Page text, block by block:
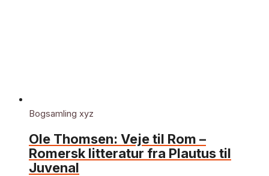
Bogsamling xyz
Ole Thomsen: Veje til Rom –
Romersk litteratur fra Plautus til
Juvenal